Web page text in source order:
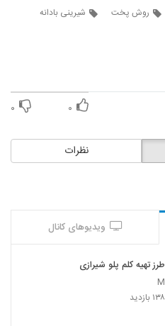
روش پخت شیرینی بادانه
۰ ۰
نظرات
ویدیوهای کانال
طرز تهیه کلم پلو شیرازی
M
۱۳۸ بازدید